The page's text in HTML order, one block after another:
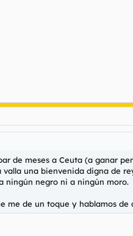
de meses a Ceuta (a ganar
valla una bienvenida digna de
ningún negro ni a ningún moro.
me de un toque y hablamos de